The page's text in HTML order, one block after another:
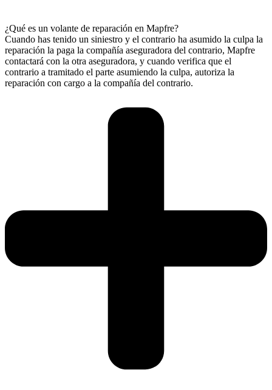
¿Qué es un volante de reparación en Mapfre?
Cuando has tenido un siniestro y el contrario ha asumido la culpa la
reparación la paga la compañía aseguradora del contrario, Mapfre
contactará con la otra aseguradora, y cuando verifica que el
contrario a tramitado el parte asumiendo la culpa, autoriza la
reparación con cargo a la compañía del contrario.